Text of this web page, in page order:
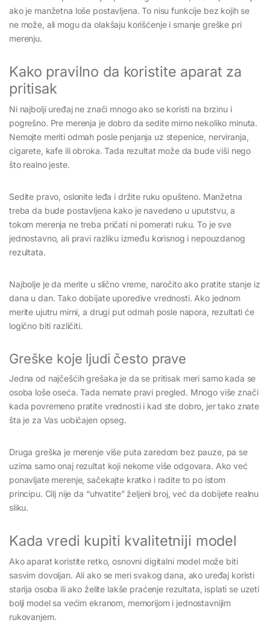
ako je manžetna loše postavljena. To nisu funkcije bez kojih se
ne može, ali mogu da olakšaju korišćenje i smanje greške pri
merenju.
Kako pravilno da koristite aparat za
pritisak
Ni najbolji uređaj ne znači mnogo ako se koristi na brzinu i
pogrešno. Pre merenja je dobro da sedite mirno nekoliko minuta.
Nemojte meriti odmah posle penjanja uz stepenice, nerviranja,
cigarete, kafe ili obroka. Tada rezultat može da bude viši nego
što realno jeste.
Sedite pravo, oslonite leđa i držite ruku opušteno. Manžetna
treba da bude postavljena kako je navedeno u uputstvu, a
tokom merenja ne treba pričati ni pomerati ruku. To je sve
jednostavno, ali pravi razliku između korisnog i nepouzdanog
rezultata.
Najbolje je da merite u slično vreme, naročito ako pratite stanje iz
dana u dan. Tako dobijate uporedive vrednosti. Ako jednom
merite ujutru mirni, a drugi put odmah posle napora, rezultati će
logično biti različiti.
Greške koje ljudi često prave
Jedna od najčešćih grešaka je da se pritisak meri samo kada se
osoba loše oseća. Tada nemate pravi pregled. Mnogo više znači
kada povremeno pratite vrednosti i kad ste dobro, jer tako znate
šta je za Vas uobičajen opseg.
Druga greška je merenje više puta zaredom bez pauze, pa se
uzima samo onaj rezultat koji nekome više odgovara. Ako već
ponavljate merenje, sačekajte kratko i radite to po istom
principu. Cilj nije da “uhvatite” željeni broj, već da dobijete realnu
sliku.
Kada vredi kupiti kvalitetniji model
Ako aparat koristite retko, osnovni digitalni model može biti
sasvim dovoljan. Ali ako se meri svakog dana, ako uređaj koristi
starija osoba ili ako želite lakše praćenje rezultata, isplati se uzeti
bolji model sa većim ekranom, memorijom i jednostavnijim
rukovanjem.